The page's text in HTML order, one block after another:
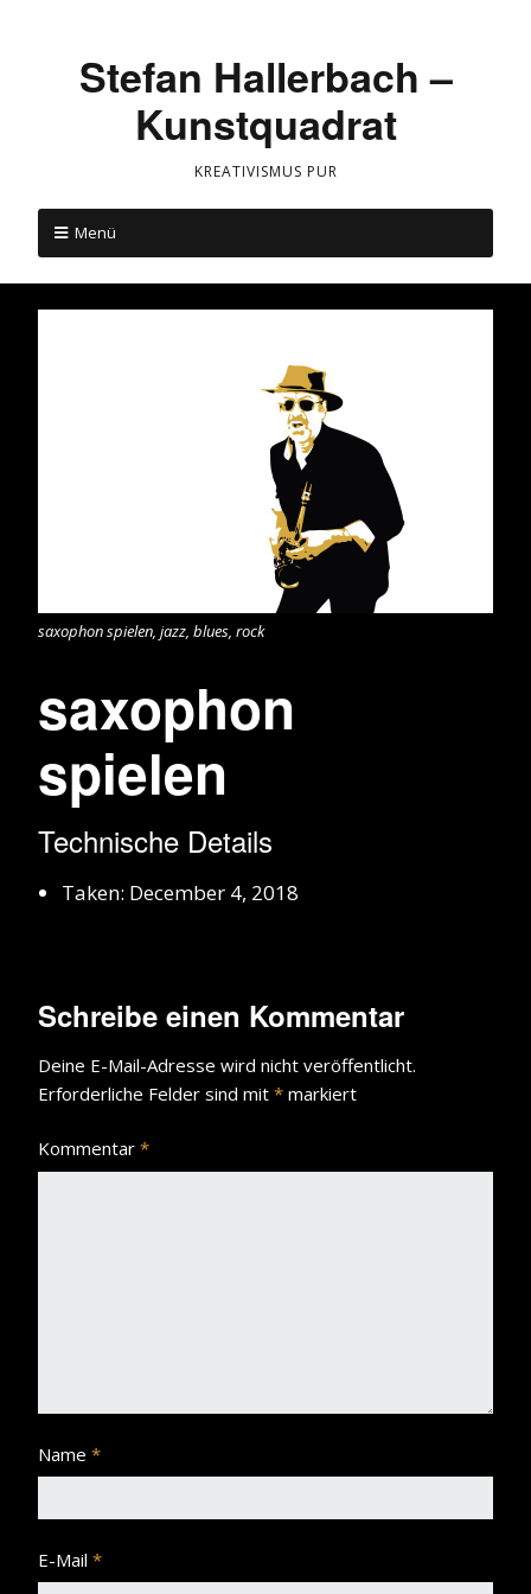
Stefan Hallerbach –
Kunstquadrat
KREATIVISMUS PUR
Menü
saxophon spielen, jazz, blues, rock
saxophon
spielen
Technische Details
Taken: December 4, 2018
Schreibe einen Kommentar
Deine E-Mail-Adresse wird nicht veröffentlicht.
Erforderliche Felder sind mit * markiert
Kommentar *
Name *
E-Mail *